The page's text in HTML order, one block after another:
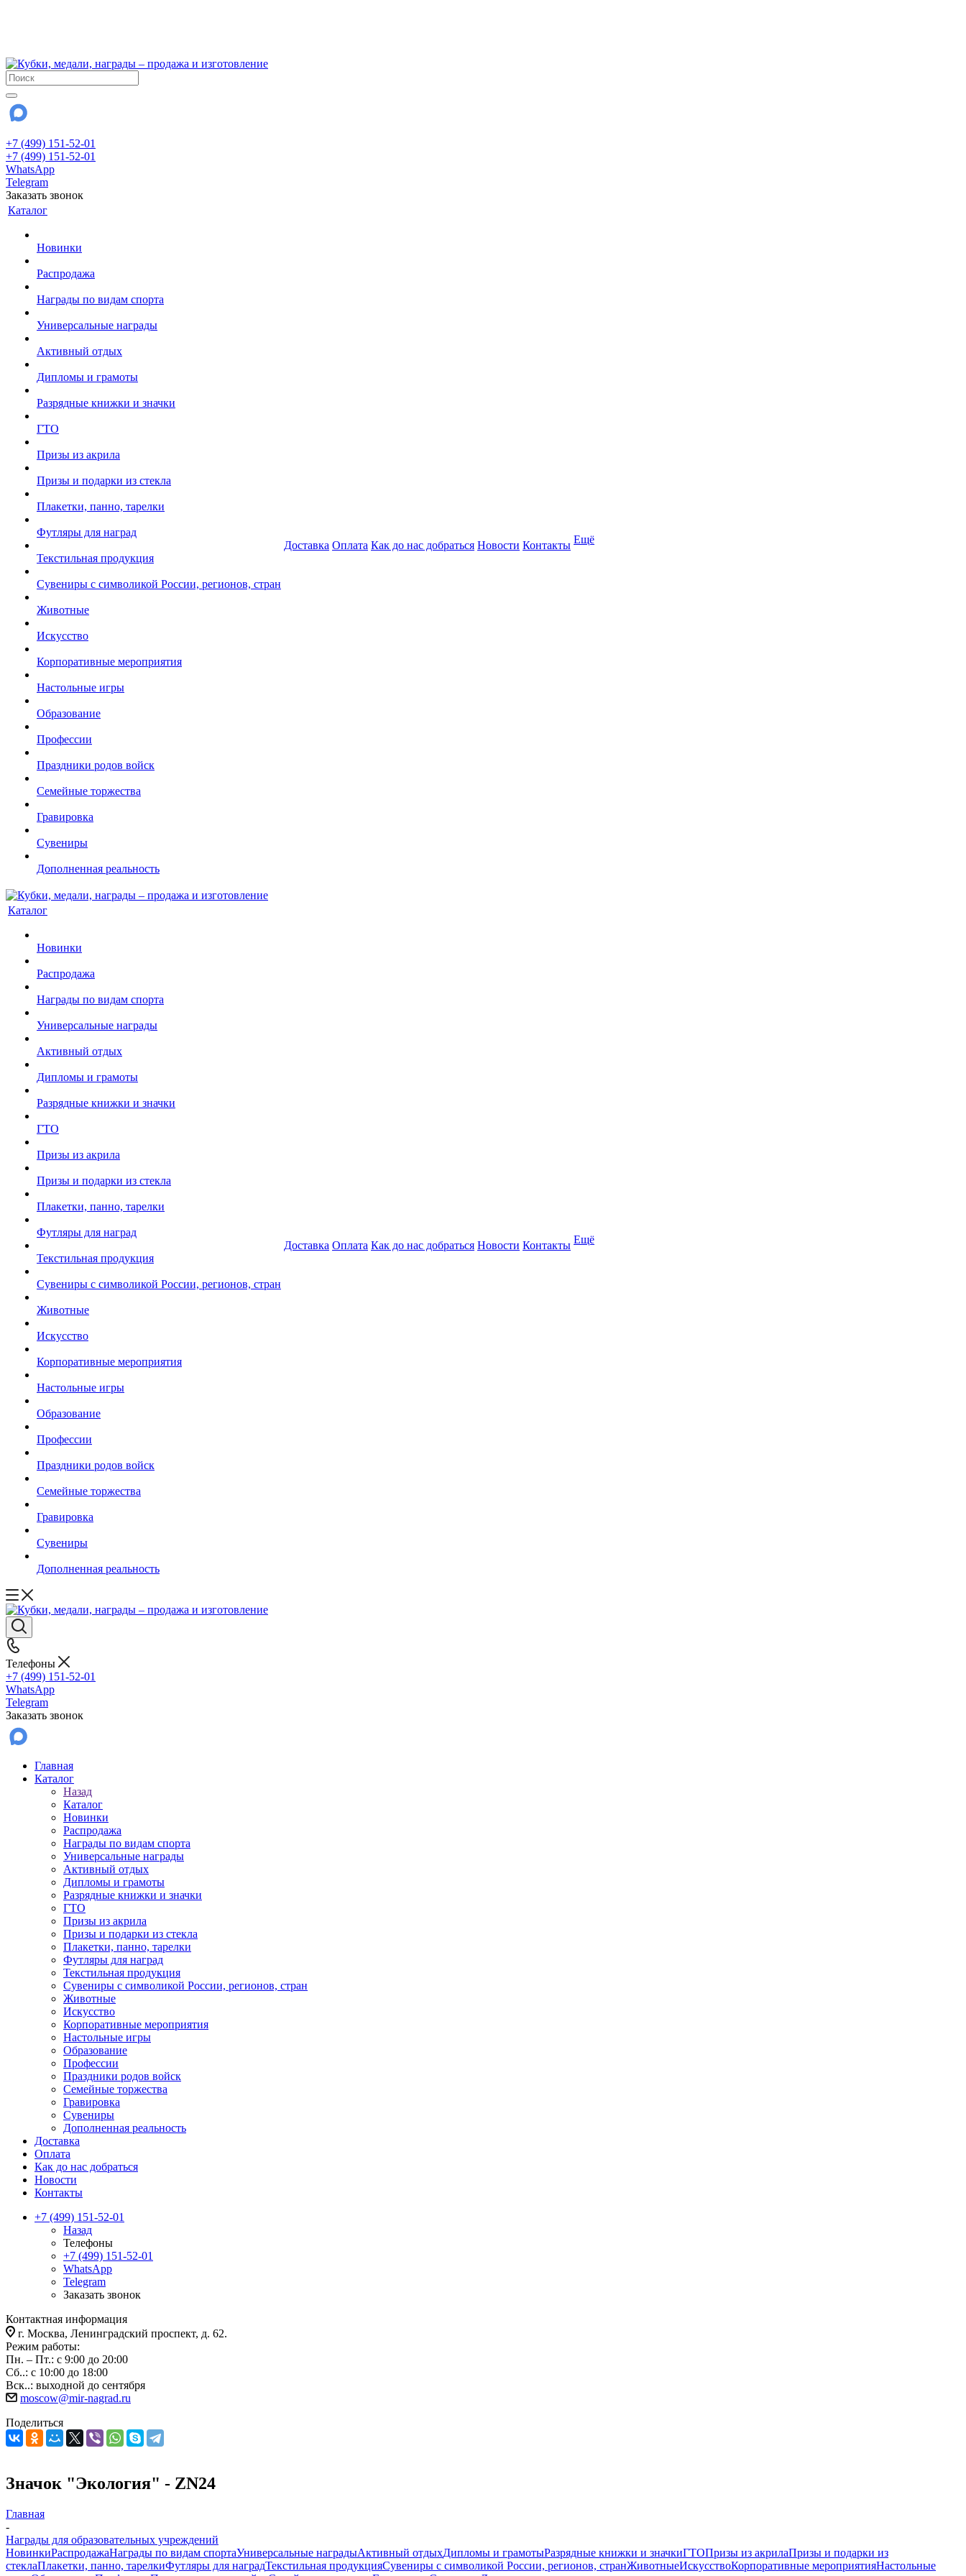
+7 (499) 151-52-01
+7 (499) 151-52-01
WhatsApp
Telegram
Заказать звонок
Каталог
Новинки
Распродажа
Награды по видам спорта
Универсальные награды
Активный отдых
Дипломы и грамоты
Разрядные книжки и значки
ГТО
Призы из акрила
Призы и подарки из стекла
Плакетки, панно, тарелки
Футляры для наград
Текстильная продукция
Сувениры с символикой России, регионов, стран
Животные
Искусство
Корпоративные мероприятия
Настольные игры
Образование
Профессии
Праздники родов войск
Семейные торжества
Гравировка
Сувениры
Дополненная реальность
Доставка Оплата Как до нас добраться Новости Контакты Ещё
Каталог
Новинки
Распродажа
Награды по видам спорта
Универсальные награды
Активный отдых
Дипломы и грамоты
Разрядные книжки и значки
ГТО
Призы из акрила
Призы и подарки из стекла
Плакетки, панно, тарелки
Футляры для наград
Текстильная продукция
Сувениры с символикой России, регионов, стран
Животные
Искусство
Корпоративные мероприятия
Настольные игры
Образование
Профессии
Праздники родов войск
Семейные торжества
Гравировка
Сувениры
Дополненная реальность
Доставка Оплата Как до нас добраться Новости Контакты Ещё
Телефоны
+7 (499) 151-52-01
WhatsApp
Telegram
Заказать звонок
Главная
Каталог
Назад
Каталог
Новинки
Распродажа
Награды по видам спорта
Универсальные награды
Активный отдых
Дипломы и грамоты
Разрядные книжки и значки
ГТО
Призы из акрила
Призы и подарки из стекла
Плакетки, панно, тарелки
Футляры для наград
Текстильная продукция
Сувениры с символикой России, регионов, стран
Животные
Искусство
Корпоративные мероприятия
Настольные игры
Образование
Профессии
Праздники родов войск
Семейные торжества
Гравировка
Сувениры
Дополненная реальность
Доставка
Оплата
Как до нас добраться
Новости
Контакты
+7 (499) 151-52-01
Назад
Телефоны
+7 (499) 151-52-01
WhatsApp
Telegram
Заказать звонок
Контактная информация
г. Москва, Ленинградский проспект, д. 62.
Режим работы:
Пн. – Пт.: с 9:00 до 20:00
Сб..: с 10:00 до 18:00
Вск..: выходной до сентября
moscow@mir-nagrad.ru
Поделиться
Значок "Экология" - ZN24
Главная
-
Награды для образовательных учреждений
НовинкиРаспродажаНаграды по видам спортаУниверсальные наградыАктивный отдыхДипломы и грамотыРазрядные книжки и значкиГТОПризы из акрилаПризы и подарки из
стеклаПлакетки, панно, тарелкиФутляры для наградТекстильная продукцияСувениры с символикой России, регионов, странЖивотныеИскусствоКорпоративные мероприятияНастольные